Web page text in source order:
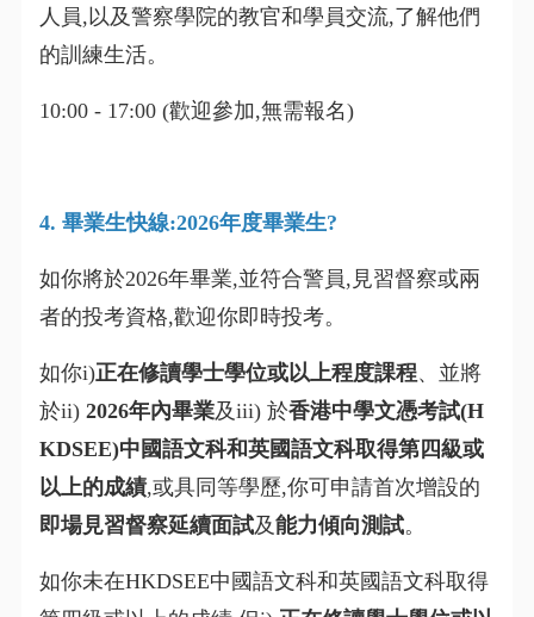
人員,以及警察學院的教官和學員交流,了解他們
的訓練生活。
10:00 - 17:00 (歡迎參加,無需報名)
4. 畢業生快線:2026年度畢業生?
如你將於2026年畢業,並符合警員,見習督察或兩
者的投考資格,歡迎你即時投考。
如你i)正在修讀學士學位或以上程度課程、並將
於ii) 2026年內畢業及iii) 於香港中學文憑考試(H
KDSEE)中國語文科和英國語文科取得第四級或
以上的成績,或具同等學歷,你可申請首次增設的
即場見習督察延續面試及能力傾向測試。
如你未在HKDSEE中國語文科和英國語文科取得